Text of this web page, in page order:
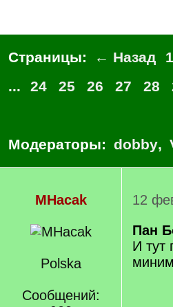
Страницы: ← Назад 1
...
24 25 26 27 28
Модераторы: dobby,
MHacak
Polska
Сообщений:
12
Пан
И тут